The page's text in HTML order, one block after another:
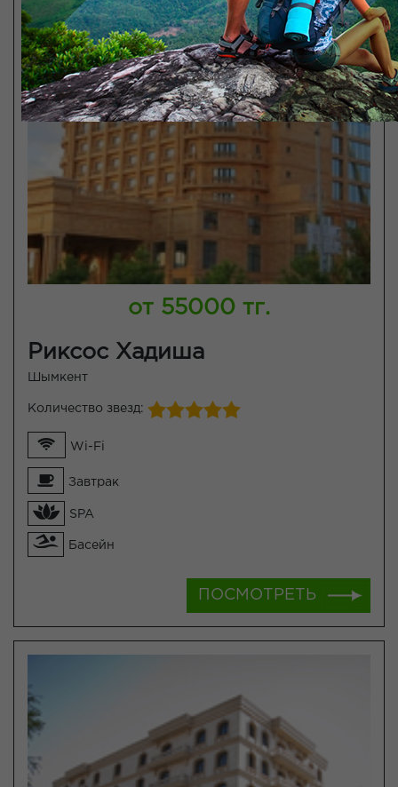
от 55000 тг.
Риксос Хадиша
Шымкент
Количество звезд:
Wi-Fi
Завтрак
SPA
Басейн
ПОСМОТРЕТЬ